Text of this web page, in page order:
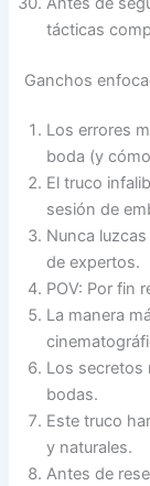
tácticas
Ganchos
Los errores
boda (y
El truco
sesión de
Nunca
de expertos.
POV: Por fin
La manera
Los secretos
bodas.
Este truco
y naturales.
Antes de